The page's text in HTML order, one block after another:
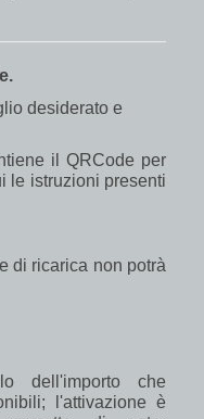
desiderato e
il QRCode per
le istruzioni presenti
di ricarica non potrà
dell'importo che
l'attivazione è